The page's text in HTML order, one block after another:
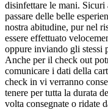
disinfettare le mani.
passare delle belle
nostra abitudine, pur nel
essere effettuato
oppure inviando gli stessi
Anche per il check out
comunicare i dati della
check in vi verranno
tenere per tutta la durata
volta consegnate o ridate